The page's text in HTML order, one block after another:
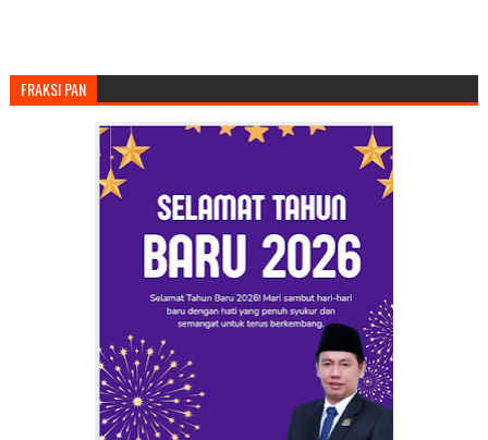
FRAKSI PAN